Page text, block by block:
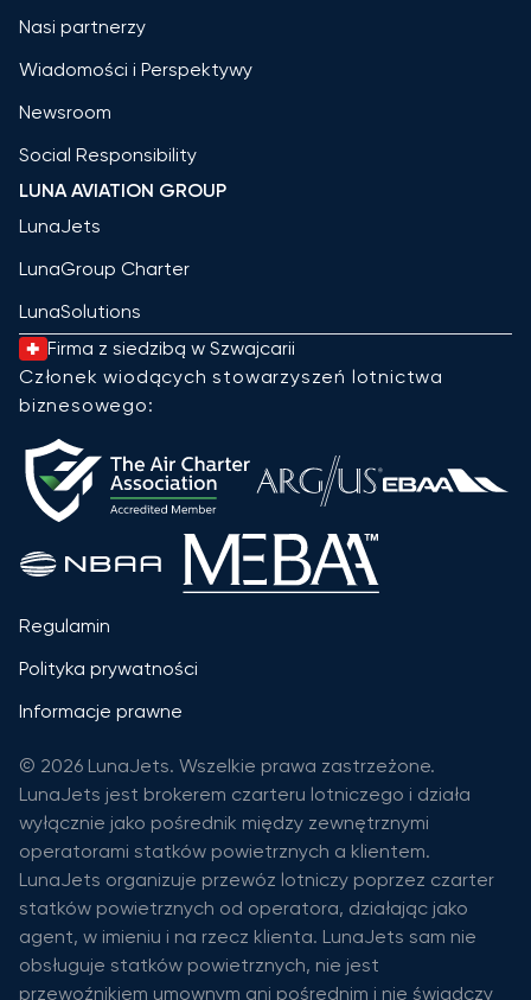
Nasi partnerzy
Wiadomości i Perspektywy
Newsroom
Social Responsibility
LUNA AVIATION GROUP
LunaJets
LunaGroup Charter
LunaSolutions
Firma z siedzibą w Szwajcarii
Członek wiodących stowarzyszeń lotnictwa
biznesowego:
Regulamin
Polityka prywatności
Informacje prawne
© 2026 LunaJets. Wszelkie prawa zastrzeżone.
LunaJets jest brokerem czarteru lotniczego i działa
wyłącznie jako pośrednik między zewnętrznymi
operatorami statków powietrznych a klientem.
LunaJets organizuje przewóz lotniczy poprzez czarter
statków powietrznych od operatora, działając jako
agent, w imieniu i na rzecz klienta. LunaJets sam nie
obsługuje statków powietrznych, nie jest
przewoźnikiem umownym ani pośrednim i nie świadczy